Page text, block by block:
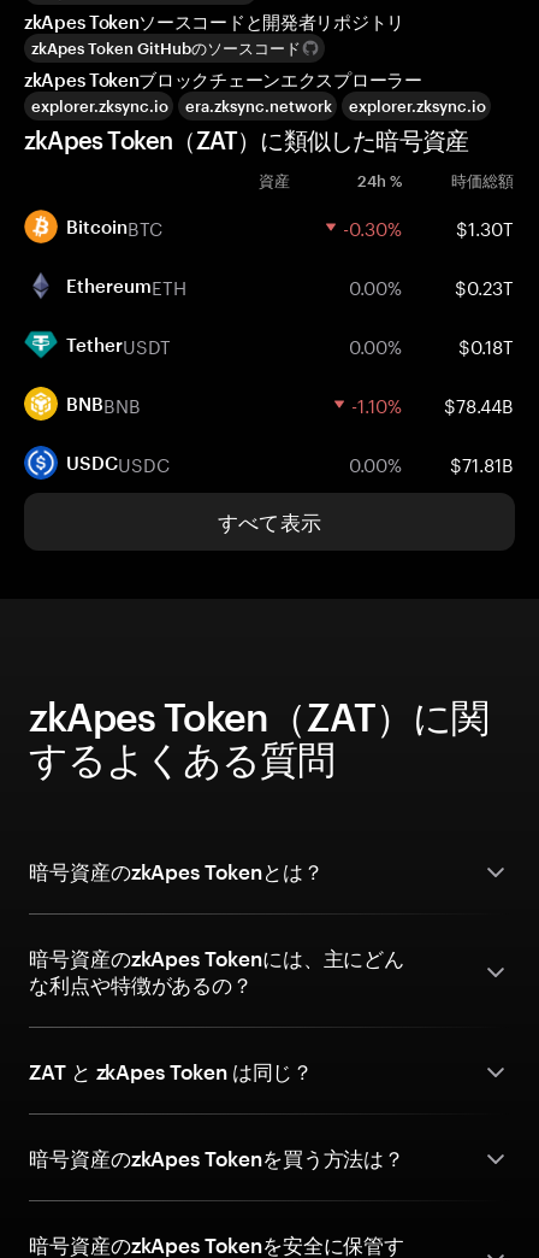
zkApes Tokenソースコードと開発者リポジトリ
zkApes Token GitHubのソースコード
zkApes Tokenブロックチェーンエクスプローラー
explorer.zksync.io era.zksync.network explorer.zksync.io
zkApes Token（ZAT）に類似した暗号資産
資産 24h % 時価総額
BitcoinBTC -0.30% $1.30T
EthereumETH 0.00% $0.23T
TetherUSDT 0.00% $0.18T
BNBBNB -1.10% $78.44B
USDCUSDC 0.00% $71.81B
すべて表示
zkApes Token（ZAT）に関
するよくある質問
暗号資産のzkApes Tokenとは？
暗号資産のzkApes Tokenには、主にどん
な利点や特徴があるの？
ZAT と zkApes Token は同じ？
暗号資産のzkApes Tokenを買う方法は？
暗号資産のzkApes Tokenを安全に保管す